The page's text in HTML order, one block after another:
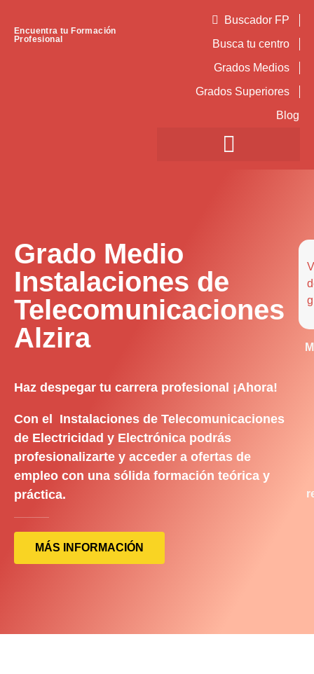
Encuentra tu Formación
Profesional
Buscador FP
Busca tu centro
Grados Medios
Grados Superiores
Blog
Grado Medio
Instalaciones de
Telecomunicaciones
Alzira
Haz despegar tu carrera profesional ¡Ahora!
Con el Instalaciones de Telecomunicaciones
de Electricidad y Electrónica podrás
profesionalizarte y acceder a ofertas de
empleo con una sólida formación teórica y
práctica.
MÁS INFORMACIÓN